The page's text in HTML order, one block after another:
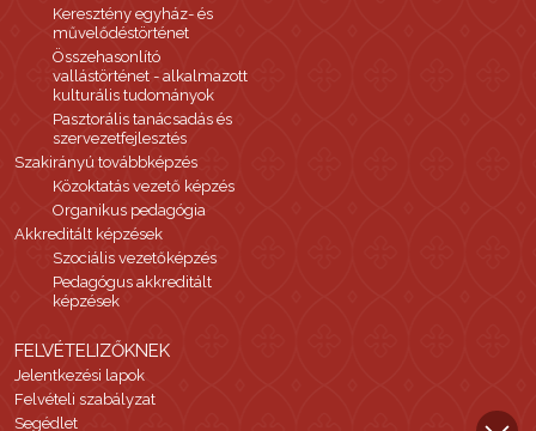
Keresztény egyház- és
művelődéstörténet
Összehasonlító
vallástörténet - alkalmazott
kulturális tudományok
Pasztorális tanácsadás és
szervezetfejlesztés
Szakirányú továbbképzés
Közoktatás vezető képzés
Organikus pedagógia
Akkreditált képzések
Szociális vezetőképzés
Pedagógus akkreditált
képzések
FELVÉTELIZŐKNEK
Jelentkezési lapok
Felvételi szabályzat
Segédlet